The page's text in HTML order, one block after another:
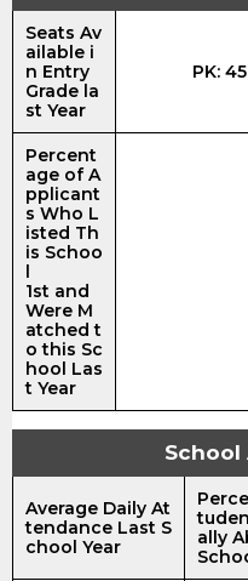
Seats Av
ailable i
n Entry
Grade la
st Year
PK: 45
Percent
age of A
pplicant
s Who L
isted Th
is Schoo
l
1st and
Were M
atched t
o this Sc
hool Las
t Year
Average Daily At
tendance Last S
chool Year
ally